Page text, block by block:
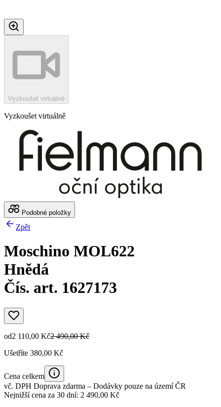
Vyzkoušet virtuálně
Vyzkoušet virtuálně
Podobné položky
Zpět
Moschino MOL622
Hnědá
Čís. art. 1627173
od2 110,00 Kč2 490,00 Kč
Ušetříte 380,00 Kč
Cena celkem
vč. DPH Doprava zdarma – Dodávky pouze na území ČR
Nejnižší cena za 30 dní: 2 490,00 Kč